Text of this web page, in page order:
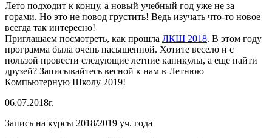
Лето подходит к концу, а новый учебный год уже не за
горами. Но это не повод грустить! Ведь изучать что-то новое
всегда так интересно!
Приглашаем посмотреть, как прошла ЛКШ 2018. В этом году
программа была очень насыщенной. Хотите весело и с
пользой провести следующие летние каникулы, а еще найти
друзей? Записывайтесь весной к нам в Летнюю
Компьютерную Школу 2019!
06.07.2018г.
Запись на курсы 2018/2019 уч. года